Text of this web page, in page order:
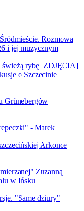
Rozmowa
i jej muzycznym
świeżą rybę [ZDJĘCIA]
o Szczecinie
Grünebergów
- Marek
Arkonce
Zuzanną
w Ińsku
"Same dziury"